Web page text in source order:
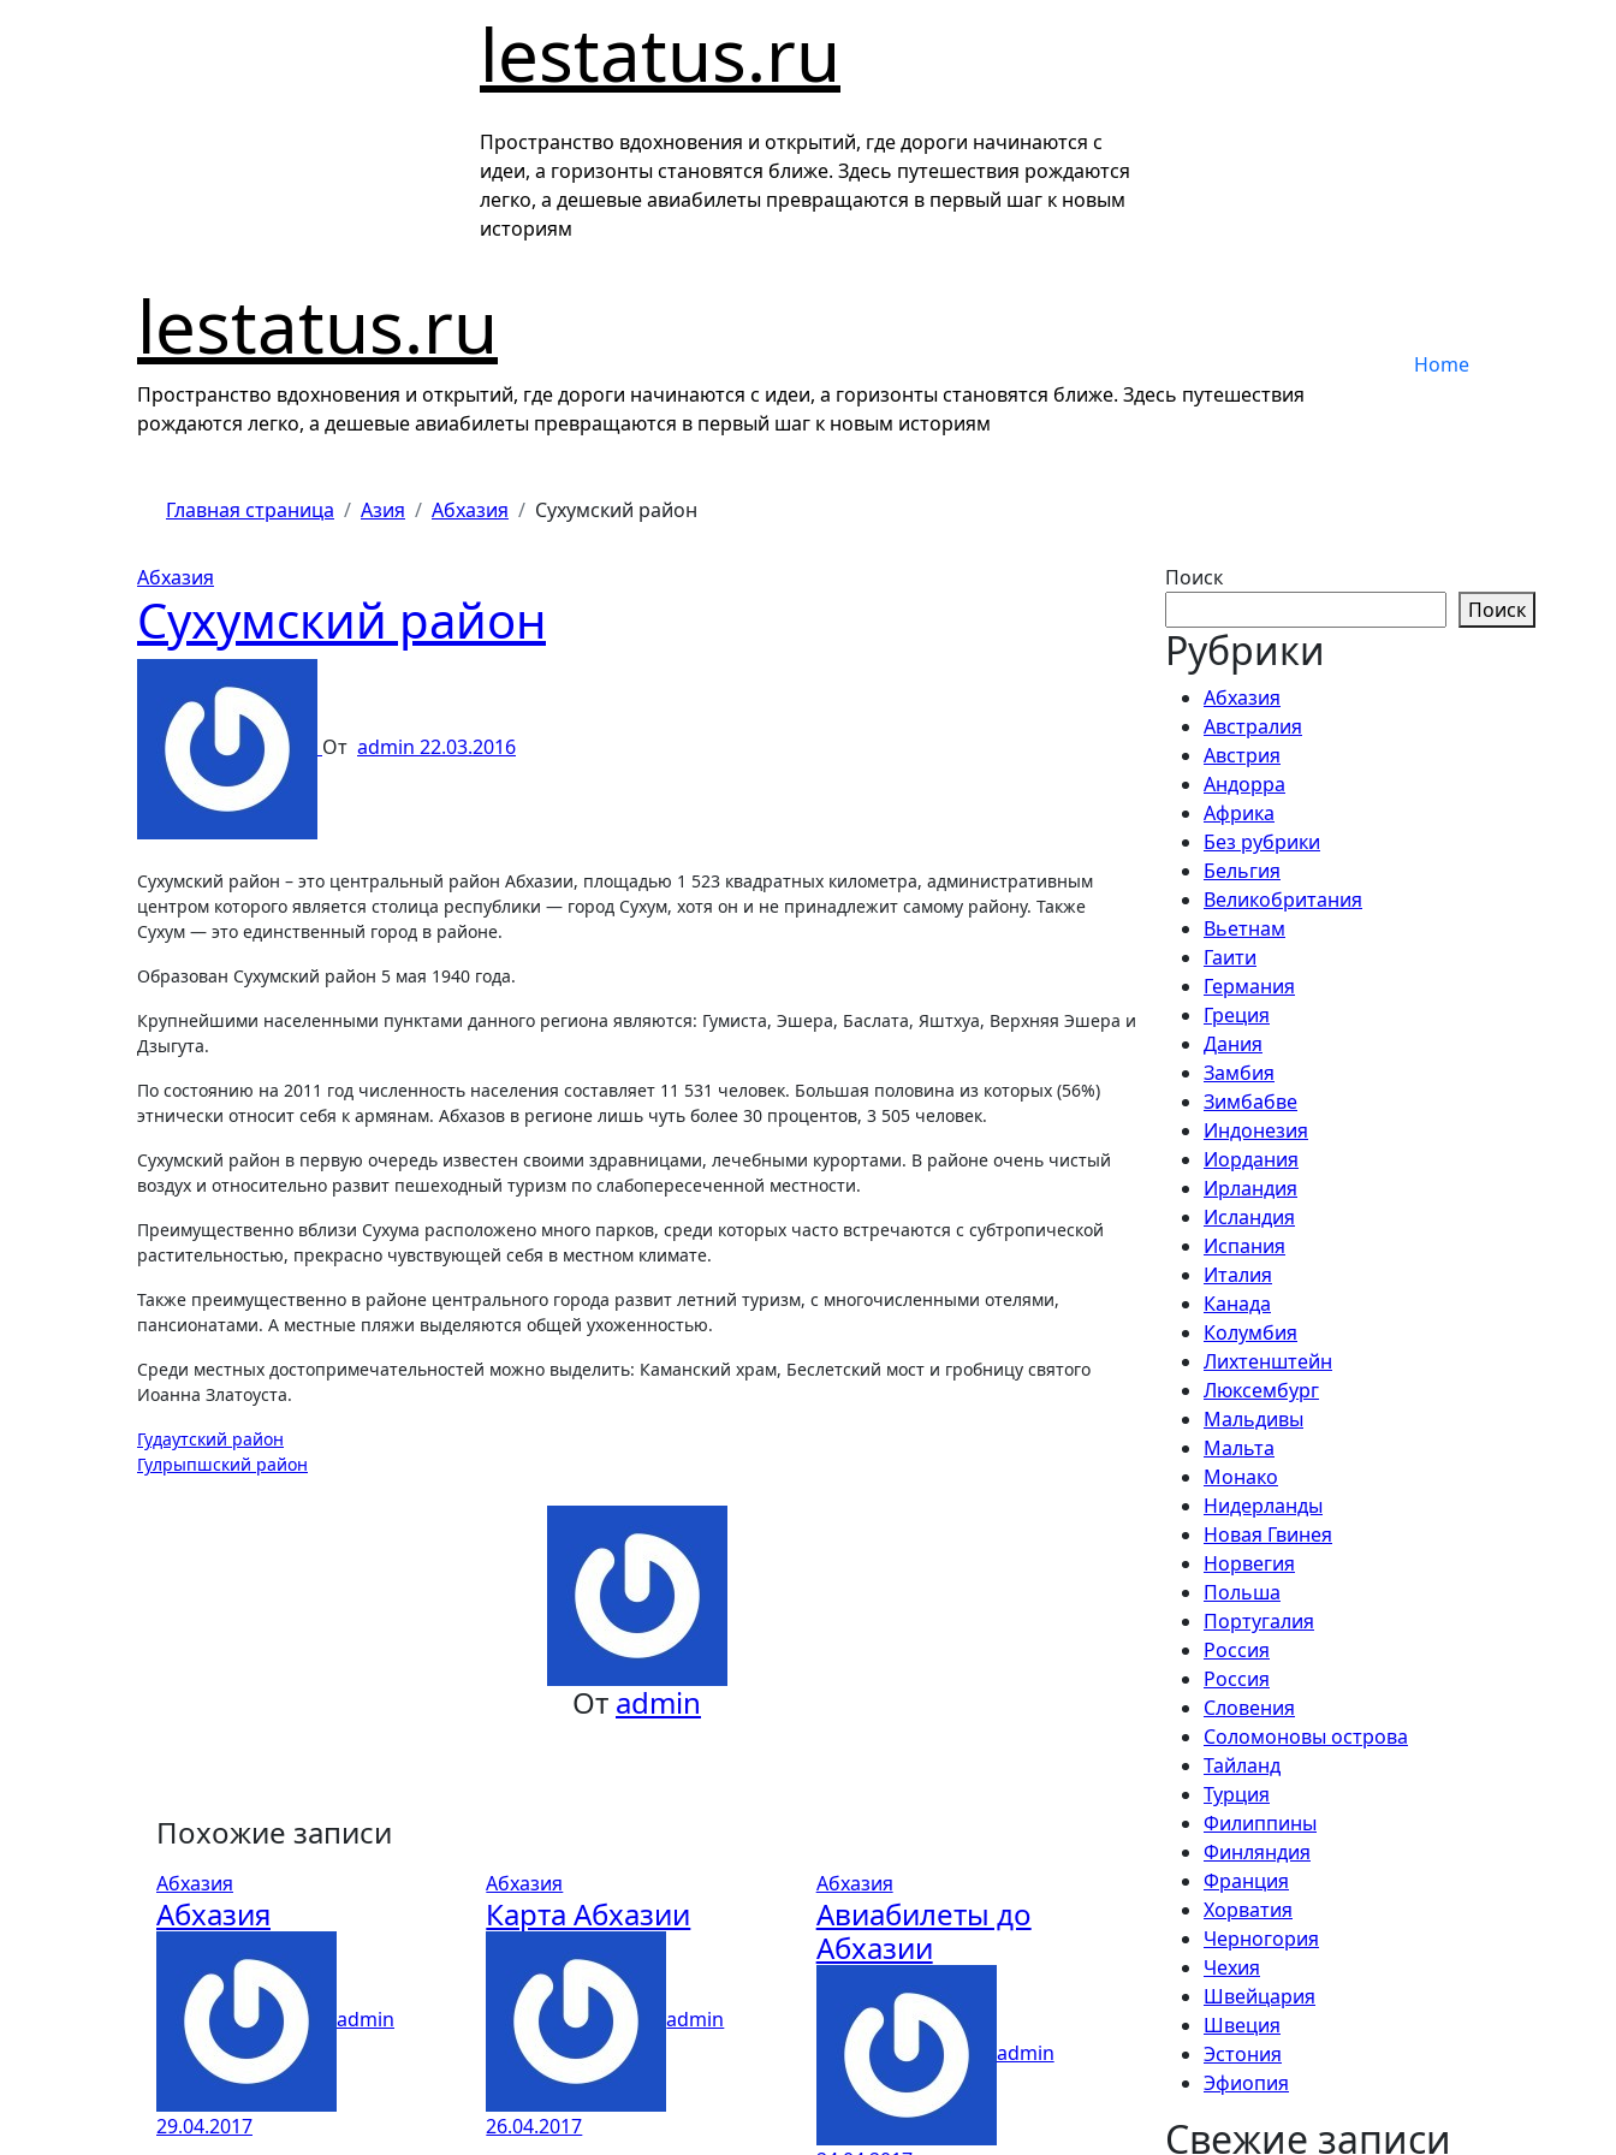
lestatus.ru
Пространство вдохновения и открытий, где дороги начинаются с
идеи, а горизонты становятся ближе. Здесь путешествия рождаются
легко, а дешевые авиабилеты превращаются в первый шаг к новым
историям
lestatus.ru
Пространство вдохновения и открытий, где дороги начинаются с идеи, а горизонты становятся ближе. Здесь путешествия
рождаются легко, а дешевые авиабилеты превращаются в первый шаг к новым историям
Home
Главная страница Азия Абхазия Сухумский район
Абхазия
Сухумский район
От admin 22.03.2016
Сухумский район – это центральный район Абхазии, площадью 1 523 квадратных километра, административным
центром которого является столица республики — город Сухум, хотя он и не принадлежит самому району. Также
Сухум — это единственный город в районе.
Образован Сухумский район 5 мая 1940 года.
Крупнейшими населенными пунктами данного региона являются: Гумиста, Эшера, Баслата, Яштхуа, Верхняя Эшера и
Дзыгута.
По состоянию на 2011 год численность населения составляет 11 531 человек. Большая половина из которых (56%)
этнически относит себя к армянам. Абхазов в регионе лишь чуть более 30 процентов, 3 505 человек.
Сухумский район в первую очередь известен своими здравницами, лечебными курортами. В районе очень чистый
воздух и относительно развит пешеходный туризм по слабопересеченной местности.
Преимущественно вблизи Сухума расположено много парков, среди которых часто встречаются с субтропической
растительностью, прекрасно чувствующей себя в местном климате.
Также преимущественно в районе центрального города развит летний туризм, с многочисленными отелями,
пансионатами. А местные пляжи выделяются общей ухоженностью.
Среди местных достопримечательностей можно выделить: Каманский храм, Беслетский мост и гробницу святого
Иоанна Златоуста.
Навигация
по
Гудаутский район
Гулрыпшский район
От admin
Похожие записи
Абхазия
Абхазия
admin
29.04.2017
Абхазия
Карта Абхазии
admin
26.04.2017
Абхазия
Авиабилеты до
Абхазии
admin
Поиск
Поиск
Рубрики
Абхазия
Австралия
Австрия
Андорра
Африка
Без рубрики
Бельгия
Великобритания
Вьетнам
Гаити
Германия
Греция
Дания
Замбия
Зимбабве
Индонезия
Иордания
Ирландия
Исландия
Испания
Италия
Канада
Колумбия
Лихтенштейн
Люксембург
Мальдивы
Мальта
Монако
Нидерланды
Новая Гвинея
Норвегия
Польша
Португалия
Россия
Россия
Словения
Соломоновы острова
Тайланд
Турция
Филиппины
Финляндия
Франция
Хорватия
Черногория
Чехия
Швейцария
Швеция
Эстония
Эфиопия
Свежие записи